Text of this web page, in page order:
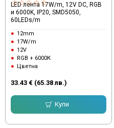
LED лента 17W/m, 12V DC, RGB
и 6000K, IP20, SMD5050,
60LEDs/m
12mm
17W/m
12V
RGB + 6000К
Цветна
33.43 € (65.38 лв.)
Купи